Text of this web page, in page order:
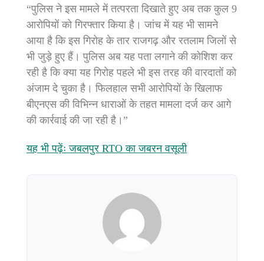
“पुलिस ने इस मामले में तत्परता दिखाते हुए अब तक कुल 9
आरोपियों को गिरफ्तार किया है। जांच में यह भी सामने
आया है कि इस गिरोह के तार राजगढ़ और रतलाम जिलों से
भी जुड़े हुए हैं। पुलिस अब यह पता लगाने की कोशिश कर
रही है कि क्या यह गिरोह पहले भी इस तरह की वारदातों को
अंजाम दे चुका है। फिलहाल सभी आरोपियों के खिलाफ
बीएनएस की विभिन्न धाराओं के तहत मामला दर्ज कर आगे
की कार्रवाई की जा रही है।”
यह भी पढ़ेंः जबलपुर RTO का जबरन वसूली